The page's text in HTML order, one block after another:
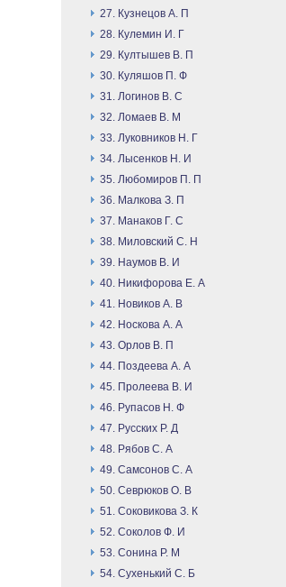
27. Кузнецов А. П
28. Кулемин И. Г
29. Култышев В. П
30. Куляшов П. Ф
31. Логинов В. С
32. Ломаев В. М
33. Луковников Н. Г
34. Лысенков Н. И
35. Любомиров П. П
36. Малкова З. П
37. Манаков Г. С
38. Миловский С. Н
39. Наумов В. И
40. Никифорова Е. А
41. Новиков А. В
42. Носкова А. А
43. Орлов В. П
44. Поздеева А. А
45. Пролеева В. И
46. Рупасов Н. Ф
47. Русских Р. Д
48. Рябов С. А
49. Самсонов С. А
50. Севрюков О. В
51. Соковикова З. К
52. Соколов Ф. И
53. Сонина Р. М
54. Сухенький С. Б